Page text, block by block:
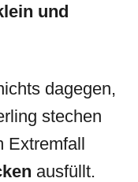
und
dagegen,
stechen
Extremfall
ausfüllt.